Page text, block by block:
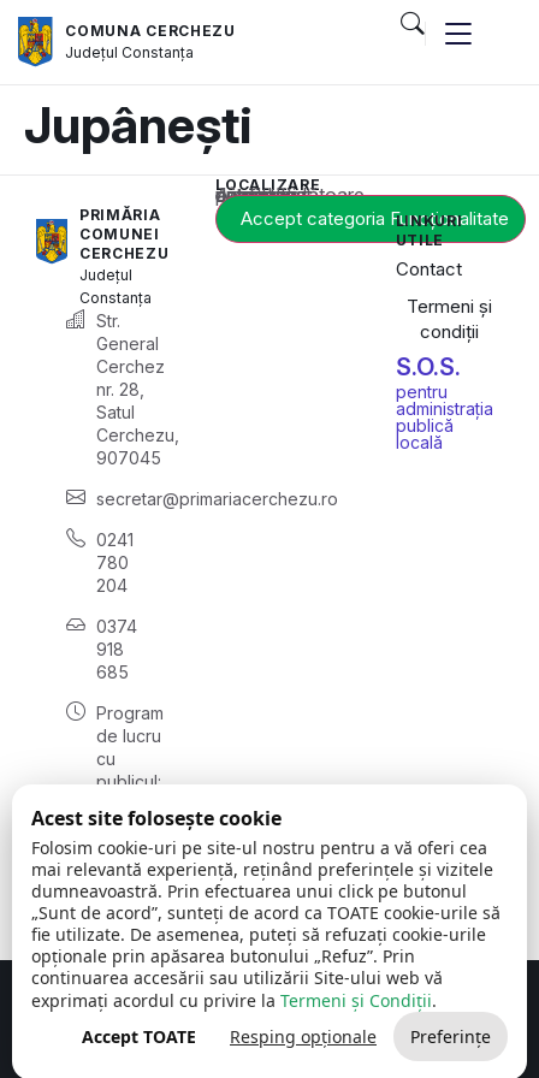
COMUNA CERCHEZU
JudețulConstanța
Jupânești
PRIMĂRIA
COMUNEI
CERCHEZU
Județul
Constanța
Str.
General
Cerchez
nr. 28,
Satul
Cerchezu,
907045
secretar@primariacerchezu.ro
0241
780
204
0374
918
685
Program
de lucru
cu
publicul:
08:00 -
16:30
, vineri:
08:00 -
14:00
LOCALIZARE
Acest conținut este blocat până când acceptați categoria corespunzătoare de cookie-uri.
Accept categoria Funcționalitate
LINKURI
UTILE
Contact
Termeni și
condiții
S.O.S.
pentru
administrația
publică
locală
Comuna Cerchezu © 2026Toate drepturile rezervate
Concept realizat de Big Media Relații Publice SRL
Acest site folosește cookie
Folosim cookie-uri pe site-ul nostru pentru a vă oferi cea
mai relevantă experiență, reținând preferințele și vizitele
dumneavoastră. Prin efectuarea unui click pe butonul
„Sunt de acord”, sunteți de acord ca TOATE cookie-urile să
fie utilizate. De asemenea, puteți să refuzați cookie-urile
opționale prin apăsarea butonului „Refuz”. Prin
continuarea accesării sau utilizării Site-ului web vă
exprimați acordul cu privire la Termeni și Condiții.
Accept TOATE
Resping opționale Preferințe